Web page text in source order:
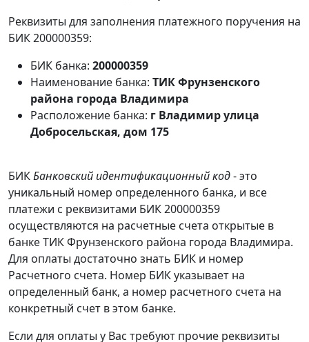
Реквизиты для заполнения платежного поручения на
БИК 200000359:
БИК банка: 200000359
Наименование банка: ТИК Фрунзенского
района города Владимира
Расположение банка: г Владимир улица
Добросельская, дом 175
БИКБанковский идентификационный код- это
уникальный номер определенного банка, и все
платежи с реквизитами БИК 200000359
осуществляются на расчетные счета открытые в
банке ТИК Фрунзенского района города Владимира.
Для оплаты достаточно знать БИК и номер
Расчетного счета. Номер БИК указывает на
определенный банк, а номер расчетного счета на
конкретный счет в этом банке.
Если для оплаты у Вас требуют прочие реквизиты